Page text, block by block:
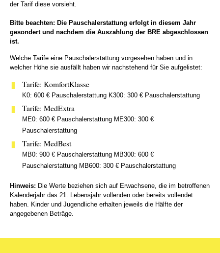
der Tarif diese vorsieht.
Bitte beachten: Die Pauschalerstattung erfolgt in diesem Jahr
gesondert und nachdem die Auszahlung der BRE abgeschlossen
ist.
Welche Tarife eine Pauschalerstattung vorgesehen haben und in
welcher Höhe sie ausfällt haben wir nachstehend für Sie aufgelistet:
Tarife: KomfortKlasse
K0: 600 € Pauschalerstattung K300: 300 € Pauschalerstattung
Tarife: MedExtra
ME0: 600 € Pauschalerstattung ME300: 300 €
Pauschalerstattung
Tarife: MedBest
MB0: 900 € Pauschalerstattung MB300: 600 €
Pauschalerstattung MB600: 300 € Pauschalerstattung
Hinweis: Die Werte beziehen sich auf Erwachsene, die im betroffenen
Kalenderjahr das 21. Lebensjahr vollenden oder bereits vollendet
haben. Kinder und Jugendliche erhalten jeweils die Hälfte der
angegebenen Beträge.